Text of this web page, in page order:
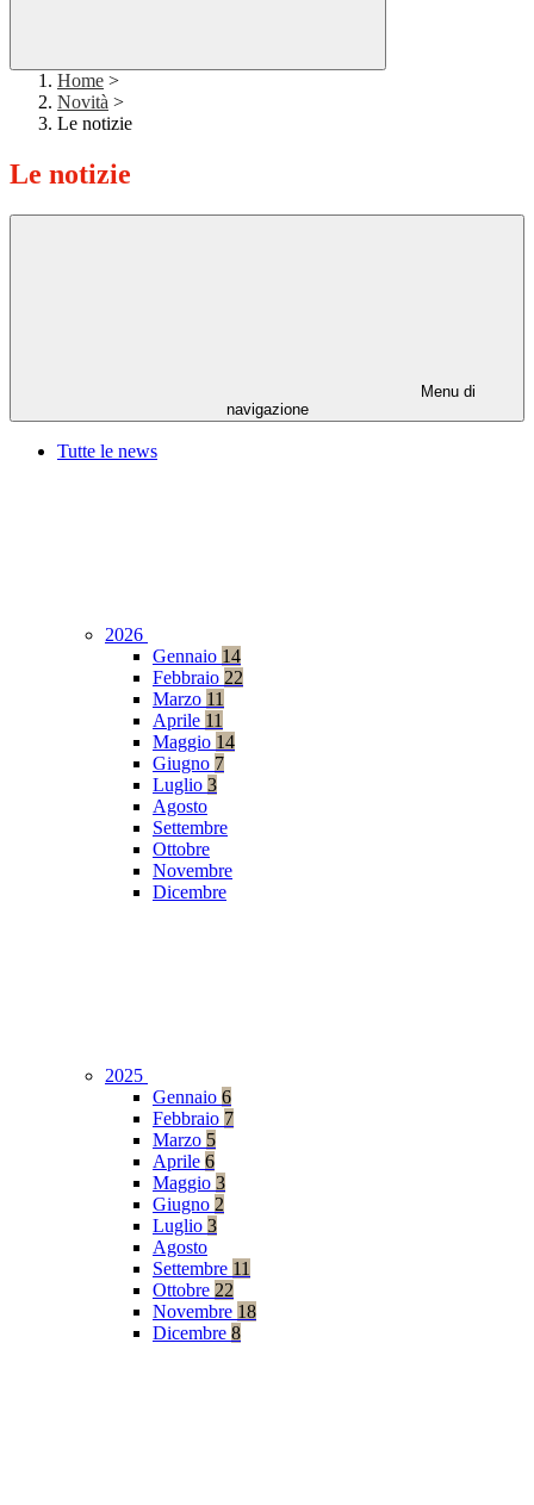
Home >
Novità >
Le notizie
Le notizie
Menu di
navigazione
Tutte le news
2026
Gennaio 14
Febbraio 22
Marzo 11
Aprile 11
Maggio 14
Giugno 7
Luglio 3
Agosto
Settembre
Ottobre
Novembre
Dicembre
2025
Gennaio 6
Febbraio 7
Marzo 5
Aprile 6
Maggio 3
Giugno 2
Luglio 3
Agosto
Settembre 11
Ottobre 22
Novembre 18
Dicembre 8